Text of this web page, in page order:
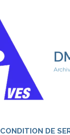
CONDITION DE